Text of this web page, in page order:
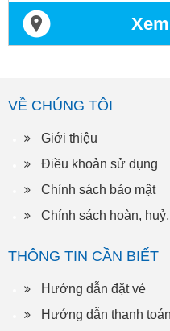
VỀ CHÚNG TÔI
Giới thiệu
Điều khoản sử dụng
Chính sách bảo mật
Chính sách hoàn,
THÔNG TIN CẦN BIẾT
Hướng dẫn đặt vé
Hướng dẫn thanh toán